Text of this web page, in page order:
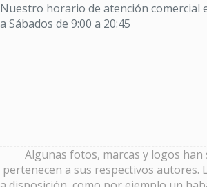
Nuestro horario de atención comercial
a Sábados de 9:00 a 20:45
Algunas fotos, marcas y logos
pertenecen a sus respectivos autores.